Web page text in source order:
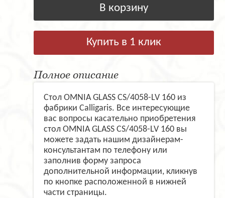
В корзину
Купить в 1 клик
Полное описание
Стол OMNIA GLASS CS/4058-LV 160 из
фабрики Calligaris. Все интересующие
вас вопросы касательно приобретения
стол OMNIA GLASS CS/4058-LV 160 вы
можете задать нашим дизайнерам-
консультантам по телефону или
заполнив форму запроса
дополнительной информации, кликнув
по кнопке расположенной в нижней
части страницы.